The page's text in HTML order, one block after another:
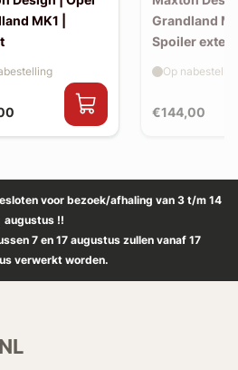
MK1 |
Grandland
Spoiler
€144,00
Op
voor bezoek/afhaling van 3 t/m 14
augustus !!
7 en 17 augustus zullen vanaf 17
verwerkt worden.